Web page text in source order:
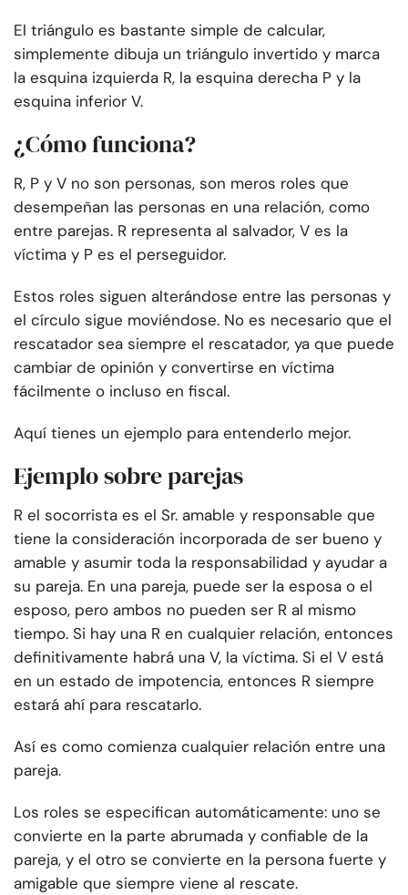
El triángulo es bastante simple de calcular,
simplemente dibuja un triángulo invertido y marca
la esquina izquierda R, la esquina derecha P y la
esquina inferior V.
¿Cómo funciona?
R, P y V no son personas, son meros roles que
desempeñan las personas en una relación, como
entre parejas. R representa al salvador, V es la
víctima y P es el perseguidor.
Estos roles siguen alterándose entre las personas y
el círculo sigue moviéndose. No es necesario que el
rescatador sea siempre el rescatador, ya que puede
cambiar de opinión y convertirse en víctima
fácilmente o incluso en fiscal.
Aquí tienes un ejemplo para entenderlo mejor.
Ejemplo sobre parejas
R el socorrista es el Sr. amable y responsable que
tiene la consideración incorporada de ser bueno y
amable y asumir toda la responsabilidad y ayudar a
su pareja. En una pareja, puede ser la esposa o el
esposo, pero ambos no pueden ser R al mismo
tiempo. Si hay una R en cualquier relación, entonces
definitivamente habrá una V, la víctima. Si el V está
en un estado de impotencia, entonces R siempre
estará ahí para rescatarlo.
Así es como comienza cualquier relación entre una
pareja.
Los roles se especifican automáticamente: uno se
convierte en la parte abrumada y confiable de la
pareja, y el otro se convierte en la persona fuerte y
amigable que siempre viene al rescate.